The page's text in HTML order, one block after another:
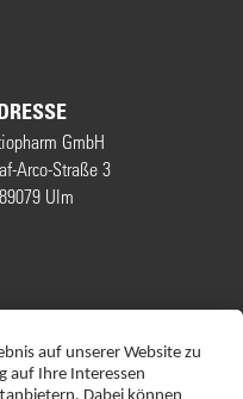
GmbH
Arco-Straße 3
Ulm